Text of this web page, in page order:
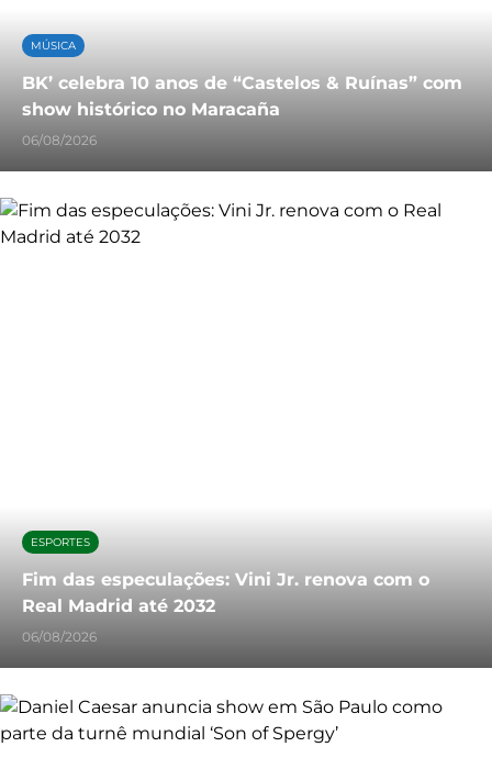
MÚSICA
BK’ celebra 10 anos de “Castelos & Ruínas” com
show histórico no Maracaña
06/08/2026
ESPORTES
Fim das especulações: Vini Jr. renova com o
Real Madrid até 2032
06/08/2026